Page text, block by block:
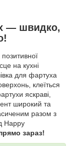
— швидко,
на кухні
для фартуха
клеїться
яскраві,
широкий та
разом з
Happy
зараз!